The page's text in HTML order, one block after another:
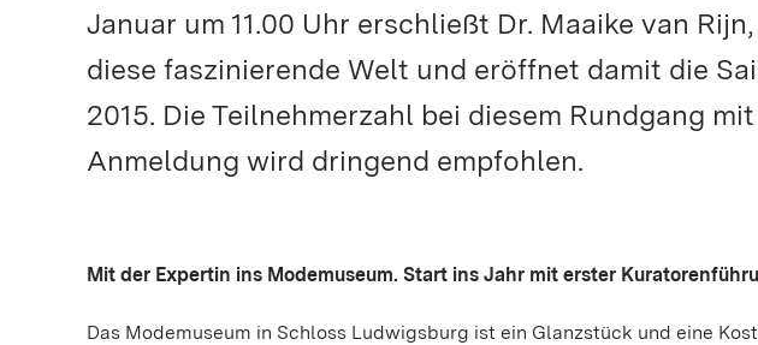
Januar um 11.00 Uhr erschließt Dr. Maaike van
diese faszinierende Welt und eröffnet damit die
2015. Die Teilnehmerzahl bei diesem Rundgang
Anmeldung wird dringend empfohlen.
Mit der Expertin ins Modemuseum. Start ins Jahr mit erster
Das Modemuseum in Schloss Ludwigsburg ist ein Glanzstück und eine